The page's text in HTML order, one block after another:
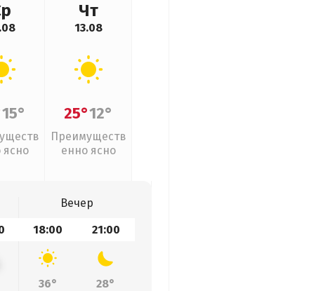
15°
ясно
Чт
13.08
25°12°
Преимуществ
енно ясно
Вечер
18:00 21:00
36°
28°